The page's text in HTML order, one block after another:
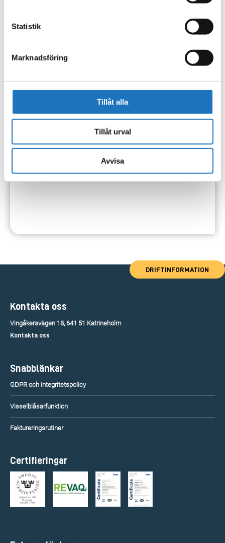
Statistik
Marknadsföring
Tillåt alla
Tillåt urval
Avvisa
DRIFTINFORMATION
Kontakta oss
Vingåkersvägen 18, 641 51 Katrineholm
Kontakta oss
Snabblänkar
GDPR och integritetspolicy
Visselblåsarfunktion
Faktureringsrutiner
Certifieringar